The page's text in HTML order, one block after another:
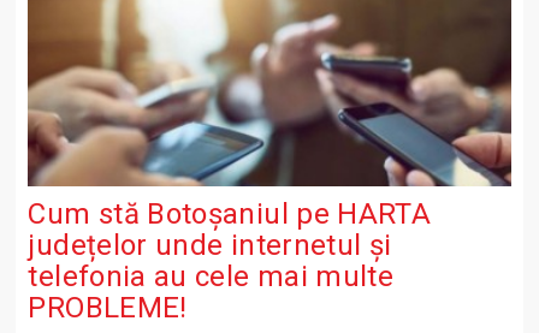
Cum stă Botoșaniul pe HARTA
județelor unde internetul și
telefonia au cele mai multe
PROBLEME!